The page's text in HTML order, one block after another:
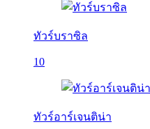
ทัวร์บราซิล
10
ทัวร์อาร์เจนติน่า